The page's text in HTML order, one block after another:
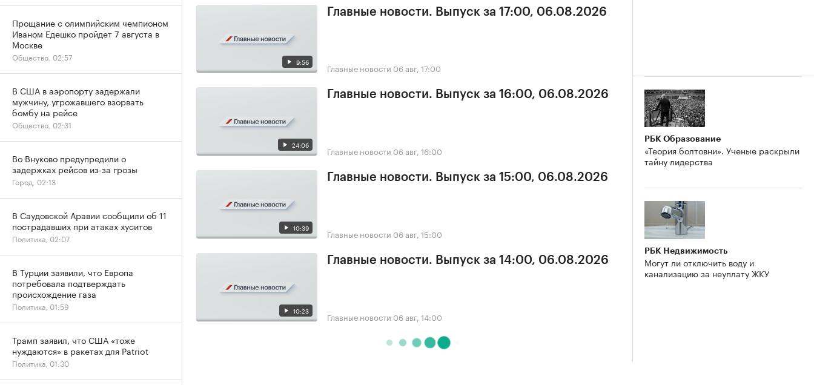
9:56
Главные новости. Выпуск за 17:00, 06.08.2026
Главные новости 06 авг, 17:00
24:06
Главные новости. Выпуск за 16:00, 06.08.2026
Главные новости 06 авг, 16:00
10:39
Главные новости. Выпуск за 15:00, 06.08.2026
Главные новости 06 авг, 15:00
10:23
Главные новости. Выпуск за 14:00, 06.08.2026
Главные новости 06 авг, 14:00
РБК Образование
«Теория болтовни». Ученые раскрыли
тайну лидерства
РБК Недвижимость
Могут ли отключить воду и
канализацию за неуплату ЖКУ
Прощание с олимпийским чемпионом
Иваном Едешко пройдет 7 августа в
Москве
Общество, 02:57
В США в аэропорту задержали
мужчину, угрожавшего взорвать
бомбу на рейсе
Общество, 02:31
Во Внуково предупредили о
задержках рейсов из-за грозы
Город, 02:13
В Саудовской Аравии сообщили об 11
пострадавших при атаках хуситов
Политика, 02:07
В Турции заявили, что Европа
потребовала подтверждать
происхождение газа
Политика, 01:59
Трамп заявил, что США «тоже
нуждаются» в ракетах для Patriot
Политика, 01:30